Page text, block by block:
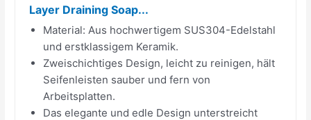
Layer Draining Soap...
Material: Aus hochwertigem SUS304-Edelstahl
und erstklassigem Keramik.
Zweischichtiges Design, leicht zu reinigen, hält
Seifenleisten sauber und fern von
Arbeitsplatten.
Das elegante und edle Design unterstreicht